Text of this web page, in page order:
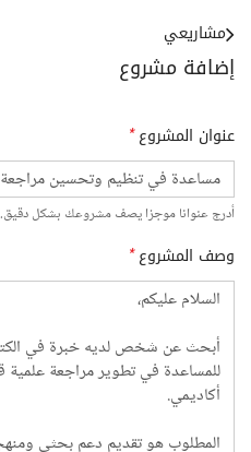
إضافة مشروع
مشاريعي
عنوان المشروع*
أدرج عنوانا موجزا يصف مشروعك بشكل دقيق.
وصف المشروع*